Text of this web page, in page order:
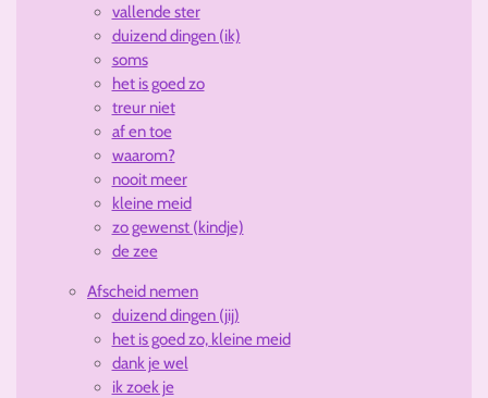
vallende ster
duizend dingen (ik)
soms
het is goed zo
treur niet
af en toe
waarom?
nooit meer
kleine meid
zo gewenst (kindje)
de zee
Afscheid nemen
duizend dingen (jij)
het is goed zo, kleine meid
dank je wel
ik zoek je